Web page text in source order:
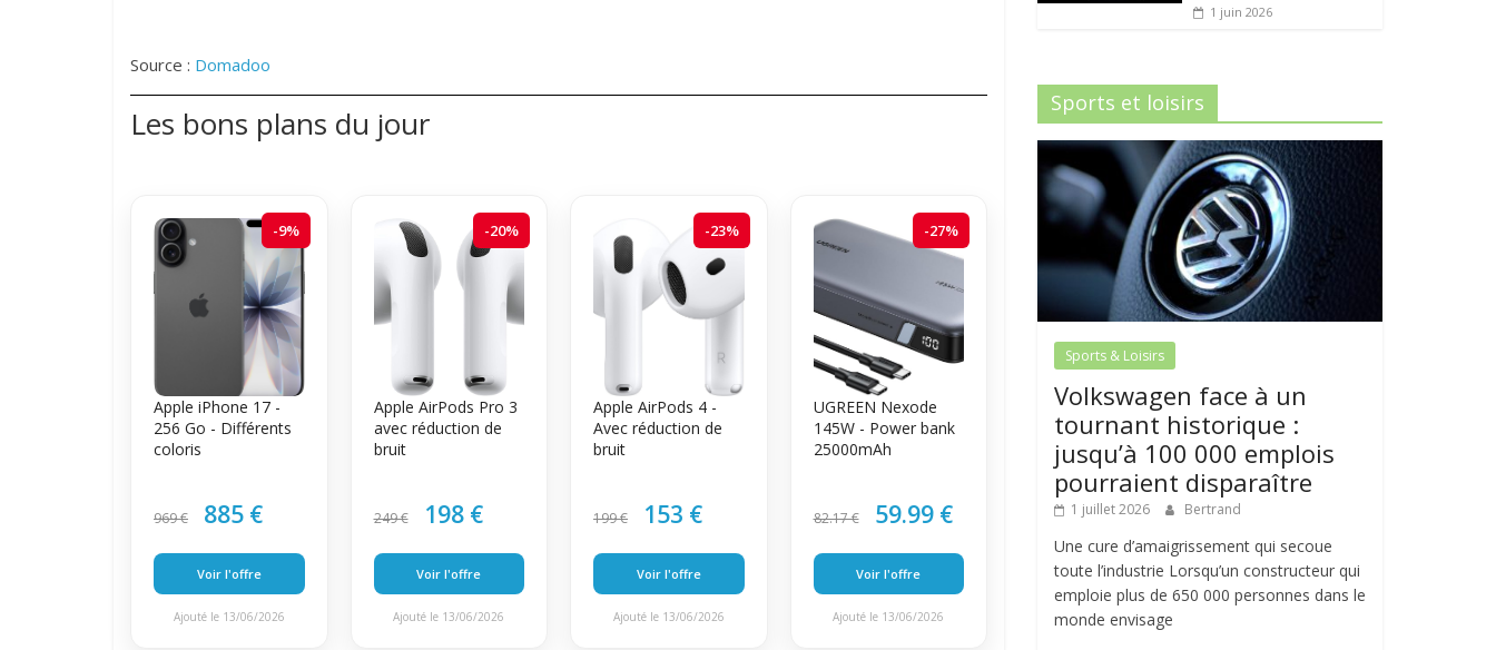
Source : Domadoo
Les bons plans du jour
-9%
Apple iPhone 17 -
256 Go - Différents
coloris
969 € 885 €
Voir l'offre
Ajouté le 13/06/2026
-20%
Apple AirPods Pro 3
avec réduction de
bruit
249 € 198 €
Voir l'offre
Ajouté le 13/06/2026
-23%
Apple AirPods 4 -
Avec réduction de
bruit
199 € 153 €
Voir l'offre
Ajouté le 13/06/2026
-27%
UGREEN Nexode
145W - Power bank
25000mAh
82.17 € 59.99 €
Voir l'offre
Ajouté le 13/06/2026
1 juin 2026
Sports et loisirs
Sports & Loisirs
Volkswagen face à un
tournant historique :
jusqu’à 100 000 emplois
pourraient disparaître
1 juillet 2026 Bertrand
Une cure d’amaigrissement qui secoue
toute l’industrie Lorsqu’un constructeur qui
emploie plus de 650 000 personnes dans le
monde envisage